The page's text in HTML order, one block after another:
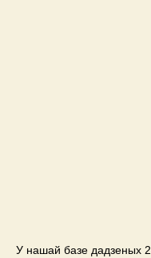
У нашай базе дадзеных